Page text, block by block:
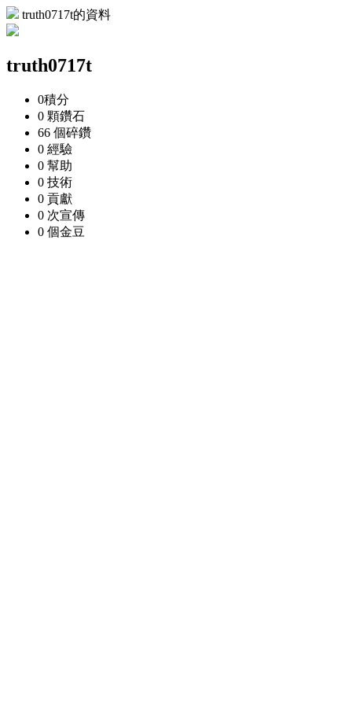
truth0717t的資料
truth0717t
0積分
0 顆鑽石
66 個碎鑽
0 經驗
0 幫助
0 技術
0 貢獻
0 次宣傳
0 個金豆